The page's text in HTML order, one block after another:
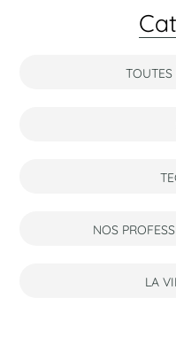
TOUTES
NOS
LA